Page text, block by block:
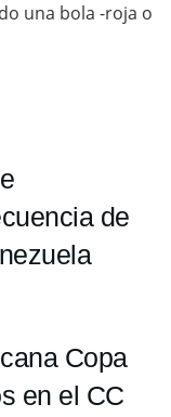
una bola -roja o
de
Copa
en el CC